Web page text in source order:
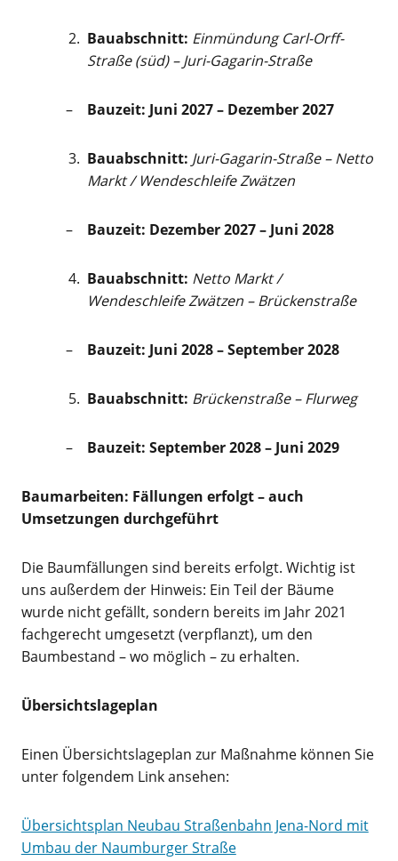
Bauabschnitt: Einmündung Carl-Orff-
Straße (süd) – Juri-Gagarin-Straße
Bauzeit: Juni 2027 – Dezember 2027
Bauabschnitt: Juri-Gagarin-Straße – Netto
Markt / Wendeschleife Zwätzen
Bauzeit: Dezember 2027 – Juni 2028
Bauabschnitt: Netto Markt /
Wendeschleife Zwätzen – Brückenstraße
Bauzeit: Juni 2028 – September 2028
Bauabschnitt: Brückenstraße – Flurweg
Bauzeit: September 2028 – Juni 2029
Baumarbeiten: Fällungen erfolgt – auch
Umsetzungen durchgeführt
Die Baumfällungen sind bereits erfolgt. Wichtig ist
uns außerdem der Hinweis: Ein Teil der Bäume
wurde nicht gefällt, sondern bereits im Jahr 2021
fachgerecht umgesetzt (verpflanzt), um den
Baumbestand – wo möglich – zu erhalten.
Übersichtslageplan
Einen Übersichtslageplan zur Maßnahme können Sie
unter folgendem Link ansehen:
Übersichtsplan Neubau Straßenbahn Jena-Nord mit
Umbau der Naumburger Straße